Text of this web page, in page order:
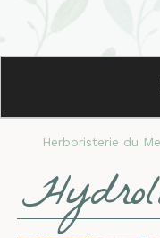
Herboristerie du